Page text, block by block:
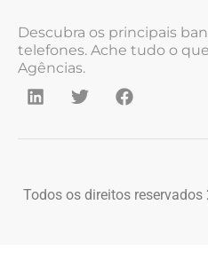
Descubra os principais
telefones. Ache tudo o
Agências.
Todos os direitos